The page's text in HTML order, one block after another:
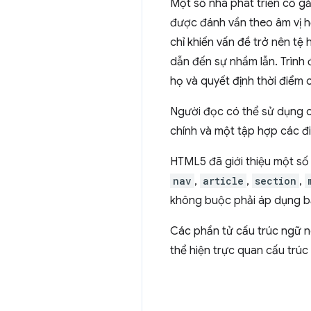
Một số nhà phát triển cố
được đánh vần theo âm vị
chỉ khiến vấn đề trở nên tệ
dẫn đến sự nhầm lẫn.
họ và quyết định thời điểm
Người đọc có thể sử dụng
chính và một tập hợp các
HTML5 đã giới thiệu một
nav , article , section ,
không buộc phải áp dụng
Các phần tử cấu trúc ngữ
thể hiện trực quan cấu